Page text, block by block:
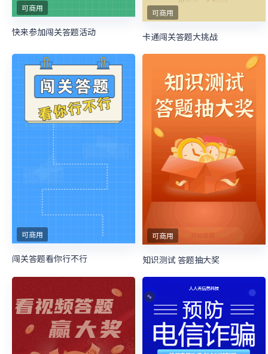
可商用
快来参加闯关答题活动
可商用
卡通闯关答题大挑战
可商用
闯关答题看你行不行
可商用
知识测试 答题抽大奖